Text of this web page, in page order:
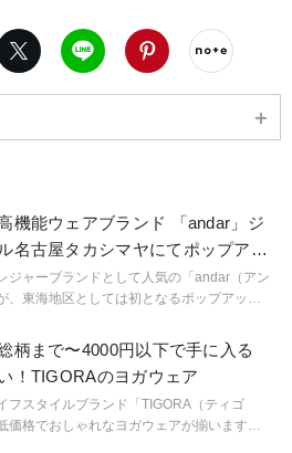
X（旧twitter）
LINE Pinterest
機能ウェアブランド 「andar」ジ
名古屋タカシマヤにてポップアッ
ジャーブランドとして人気の「andar（アン
、東海地区としては初となるポップアップ
屋タカシマヤにて開催します。
柄まで〜4000円以下で手に入る
！TIGORAのヨガウェア
フスタイルブランド「TIGORA（ティゴ
価格でおしゃれなヨガウェアが揃います。